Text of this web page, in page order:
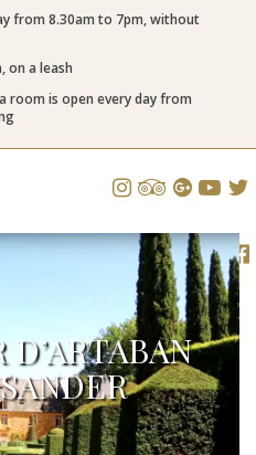
from 8.30am to 7pm, without
on a leash
room is open every day from